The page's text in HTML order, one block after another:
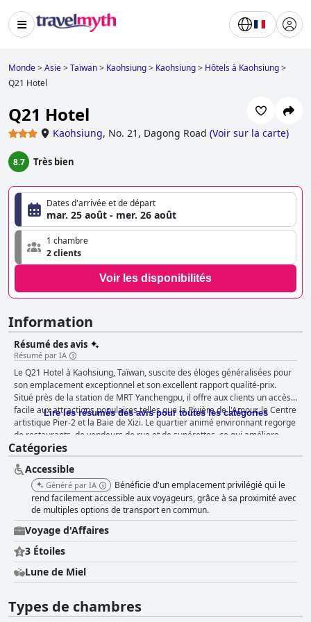
Monde>Asie>Taïwan> Kaohsiung> Kaohsiung> Hôtels à Kaohsiung>
Q21 Hotel
Q21 Hotel
Kaohsiung, No. 21, Dagong Road (Voir sur la carte)
8.7 Très bien
Dates d'arrivée et de départ
mar. 25 août - mer. 26 août
1 chambre
2 clients
Voir les disponibilités
Information
Résumé des avis
Résumé par IA
Le Q21 Hotel à Kaohsiung, Taïwan, suscite des éloges généralisées pour
son emplacement exceptionnel et son excellent rapport qualité-prix.
Situé près de la station de MRT Yanchengpu, il offre aux clients un accès
facile aux attractions populaires telles que la Rivière de l'Amour, le Centre
artistique Pier-2 et la Baie de Xizi. Le quartier animé environnant regorge
de restaurants, de vendeurs de rue et de supérettes, ce qui améliore
l'expérience globale. Les clients sont satisfaits des commodités pratiques
de l'hôtel, telles que les stations Youbike à proximité et le grand parking,
ce qui en fait un excellent point de départ pour les voyageurs seuls et les
familles. Le petit-déjeuner au Q21 Hotel reçoit généralement des
commentaires positifs pour sa qualité et son goût, proposant une variété
d'options chinoises et occidentales, bien que les choix occidentaux soient
limités. L'environnement du repas est souvent décrit comme propre et
agréable, et la gentillesse du personnel améliore l'expérience. Des
suggestions ont été faites pour plus de variété, en particulier pour les
végétariens, et pendant la pandémie, le petit-déjeuner a été remplacé
par des boîtes à lunch, dont certains ont trouvé la portion insuffisante. Le
restaurant sur place de l'hôtel, qui sert également de coin de repos,
fortement recommandés. Les clients apprécient les boissons et les œufs
Lire les résumés des avis pour toutes les catégories
Catégories
Accessible
Généré par IA
Bénéficie d'un emplacement privilégié qui le
rend facilement accessible aux voyageurs, grâce à sa proximité avec
de multiples options de transport en commun.
Voyage d'Affaires
3 Étoiles
Lune de Miel
Types de chambres